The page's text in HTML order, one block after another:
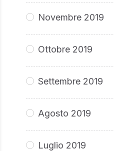
Novembre 2019
Ottobre 2019
Settembre 2019
Agosto 2019
Luglio 2019